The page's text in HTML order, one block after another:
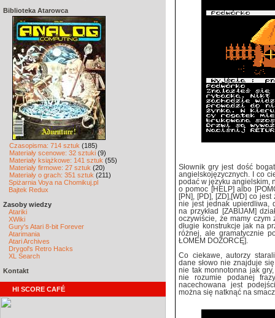
Biblioteka Atarowca
Czasopisma: 714 sztuk (185)
Materiały scenowe: 32 sztuki (9)
Materiały książkowe: 141 sztuk (55)
Materiały firmowe: 27 sztuk (20)
Materiały o grach: 351 sztuk (211)
Spiżarnia Voya na Chomikuj.pl
Bajtek Redux
Zasoby wiedzy
Atariki
XWiki
Gury's Atari 8-bit Forever
Atarimania
Atari Archives
Drygol's Retro Hacks
XL Search
Kontakt
HI SCORE CAFÉ
Słownik gry jest dość
angielskojęzycznych. I co
podać w języku angielskim,
o pomoc [HELP] albo
[PN], [PD], [ZD],[WD] co
nie jest jednak upierdliwa,
na przykład [ZABIJAM]
oczywiście, że mamy czym
długie konstrukcje jak na
różnej, ale gramatycznie
ŁOMEM DOZORCĘ].
Co ciekawe, autorzy
dane słowo nie znajduje
nie tak monnotonna jak
nie rozumie podanej
nacechowana jest
można się natknąć na